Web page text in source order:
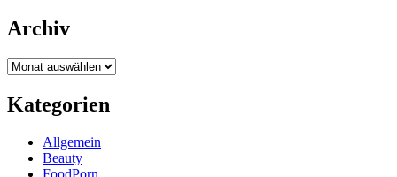
Archiv
Archiv
Kategorien
Allgemein
Beauty
FoodPorn